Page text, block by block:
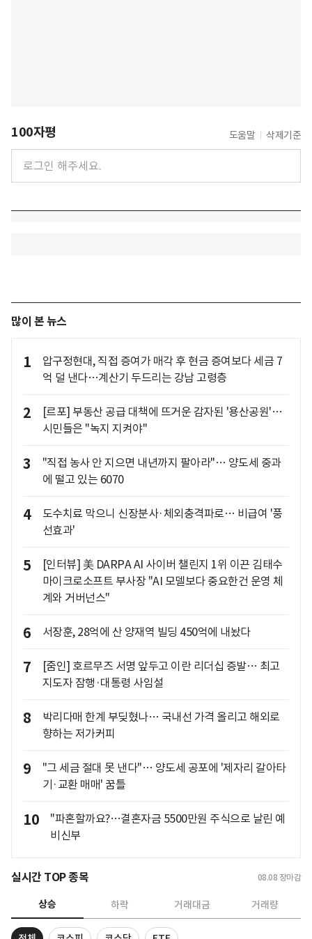
100자평 도움말 삭제기준
많이 본 뉴스
1
압구정현대, 직접 증여가 매각 후 현금 증여보다 세금 7
억 덜 낸다…계산기 두드리는 강남 고령층
2
[르포] 부동산 공급 대책에 뜨거운 감자된 '용산공원'…
시민들은 "녹지 지켜야"
3
"직접 농사 안 지으면 내년까지 팔아라"… 양도세 중과
에 떨고 있는 6070
4
도수치료 막으니 신장분사·체외충격파로… 비급여 '풍
선효과'
5
[인터뷰] 美 DARPA AI 사이버 챌린지 1위 이끈 김태수
마이크로소프트 부사장 "AI 모델보다 중요한건 운영 체
계와 거버넌스"
6 서장훈, 28억에 산 양재역 빌딩 450억에 내놨다
7
[줌인] 호르무즈 서명 앞두고 이란 리더십 증발… 최고
지도자 잠행·대통령 사임설
8
박리다매 한계 부딪혔나… 국내선 가격 올리고 해외로
향하는 저가커피
9
"그 세금 절대 못 낸다"… 양도세 공포에 '제자리 갈아타
기·교환 매매' 꿈틀
10
"파혼할까요?…결혼자금 5500만원 주식으로 날린 예
비신부
실시간 TOP 종목 08.08 장마감
상승 하락 거래대금 거래량